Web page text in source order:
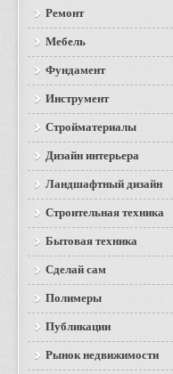
Ремонт
Мебель
Фундамент
Инструмент
Стройматериалы
Дизайн интерьера
Ландшафтный дизайн
Строительная техника
Бытовая техника
Сделай сам
Полимеры
Публикации
Рынок недвижимости